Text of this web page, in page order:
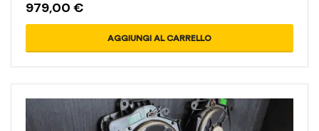
979,00 €
AGGIUNGI AL CARRELLO